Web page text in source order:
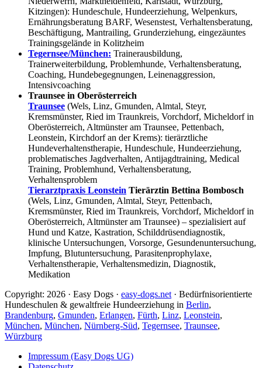
Kitzingen): Hundeschule, Hundeerziehung, Welpenkurs,
Ernährungsberatung BARF, Wesenstest, Verhaltensberatung,
Beschäftigung, Mantrailing, Grunderziehung, eingezäuntes
Trainingsgelände in Kolitzheim
Tegernsee/München: Trainerausbildung,
Trainerweiterbildung, Problemhunde, Verhaltensberatung,
Coaching, Hundebegegnungen, Leinenaggression,
Intensivcoaching
Traunsee in Oberösterreich
Traunsee (Wels, Linz, Gmunden, Almtal, Steyr,
Kremsmünster, Ried im Traunkreis, Vorchdorf, Micheldorf in
Oberösterreich, Altmünster am Traunsee, Pettenbach,
Leonstein, Kirchdorf an der Krems): tierärztliche
Hundeverhaltenstherapie, Hundeschule, Hundeerziehung,
problematisches Jagdverhalten, Antijagdtraining, Medical
Training, Problemhund, Verhaltensberatung,
Verhaltensproblem
Tierarztpraxis Leonstein Tierärztin Bettina Bombosch
(Wels, Linz, Gmunden, Almtal, Steyr, Pettenbach,
Kremsmünster, Ried im Traunkreis, Vorchdorf, Micheldorf in
Oberösterreich, Altmünster am Traunsee) – spezialisiert auf
Hund und Katze, Kastration, Schilddrüsendiagnostik,
klinische Untersuchungen, Vorsorge, Gesundenuntersuchung,
Impfung, Blutuntersuchung, Parasitenprophylaxe,
Verhaltenstherapie, Verhaltensmedizin, Diagnostik,
Medikation
Copyright: 2026 · Easy Dogs · easy-dogs.net · Bedürfnisorientierte
Hundeschulen & gewaltfreie Hundeerziehung in Berlin,
Brandenburg, Gmunden, Erlangen, Fürth, Linz, Leonstein,
München, München, Nürnberg-Süd, Tegernsee, Traunsee,
Würzburg
Impressum (Easy Dogs UG)